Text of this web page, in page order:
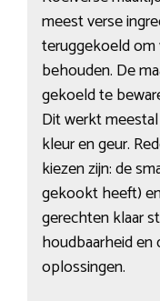
meest verse
teruggekoeld om
behouden. De
gekoeld te
Dit werkt
kleur en geur.
kiezen zijn: de
gekookt heeft)
gerechten klaar
houdbaarheid en
oplossingen.